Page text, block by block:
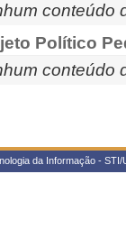
conteúdo
Político
conteúdo
da Informação -